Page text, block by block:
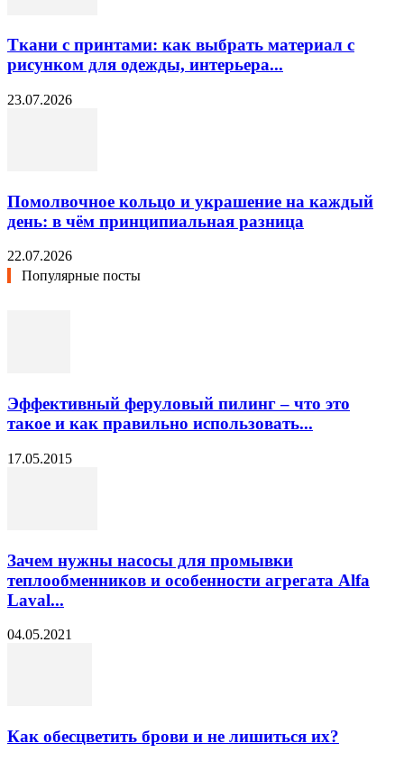
Ткани с принтами: как выбрать материал с
рисунком для одежды, интерьера...
23.07.2026
Помолвочное кольцо и украшение на каждый
день: в чём принципиальная разница
22.07.2026
Популярные посты
Эффективный феруловый пилинг – что это
такое и как правильно использовать...
17.05.2015
Зачем нужны насосы для промывки
теплообменников и особенности агрегата Alfa
Laval...
04.05.2021
Как обесцветить брови и не лишиться их?